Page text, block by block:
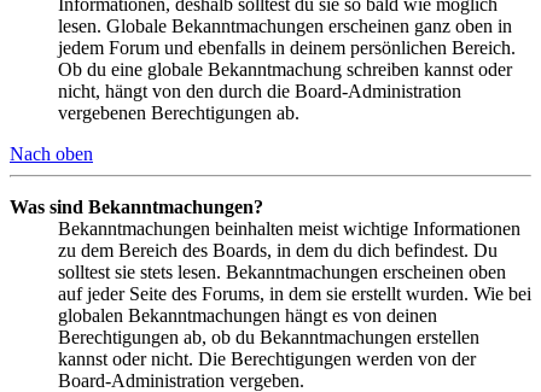
lesen. Globale Bekanntmachungen erscheinen ganz oben in
jedem Forum und ebenfalls in deinem persönlichen Bereich.
Ob du eine globale Bekanntmachung schreiben kannst oder
nicht, hängt von den durch die Board-Administration
vergebenen Berechtigungen ab.
Nach oben
Was sind Bekanntmachungen?
Bekanntmachungen beinhalten meist wichtige Informationen
zu dem Bereich des Boards, in dem du dich befindest. Du
solltest sie stets lesen. Bekanntmachungen erscheinen oben
auf jeder Seite des Forums, in dem sie erstellt wurden. Wie bei
globalen Bekanntmachungen hängt es von deinen
Berechtigungen ab, ob du Bekanntmachungen erstellen
kannst oder nicht. Die Berechtigungen werden von der
Board-Administration vergeben.